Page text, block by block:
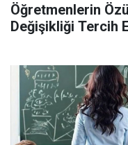
Öğretmenlerin
Değişikliği Tercih